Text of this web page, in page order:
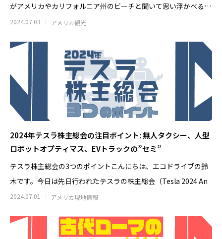
のか｜アラスカで見た日清食品の世界展
開のすごさ
の雪山で食べた
ドルに感動した理
2026.06.20
【コロナド観光】Trident Coffeeへ｜
Hotel del散策で寄りたいコールドブリ
ュー・タップルーム
2026.08.08
ソルバング（
2026.07.28
がアメリカやカリフォルニア州のビーチと聞いて思い浮かべる場
所はど
2024.07.03 アメリカ観光
2024年テスラ株主総会の注目ポイント: 無人タクシー、人型
ロボットオプティマス、EVトラックの”セミ”
テスラ株主総会の3つのポイントこんにちは、エコドライブの鈴
木です。今日は先日行われたテスラの株主総会（Tesla 2024 An
2024.07.01 アメリカ現地情報